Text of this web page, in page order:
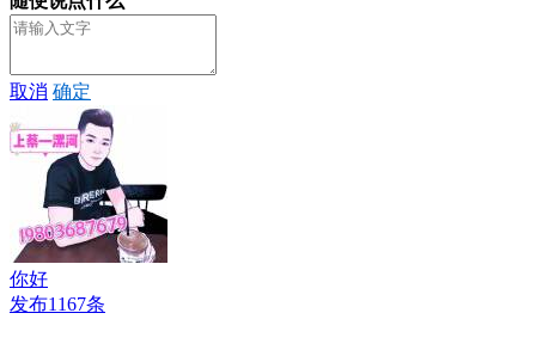
取消 确定
你好
发布1167条